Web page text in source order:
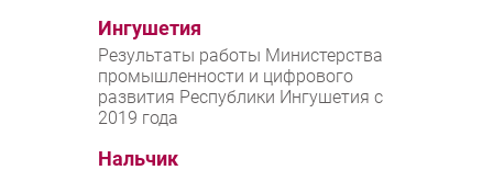
IT класс
Тестовый стенд
Каталог компаний
Ингушетия
Результаты работы Министерства
промышленности и цифрового
развития Республики Ингушетия с
2019 года
Нальчик